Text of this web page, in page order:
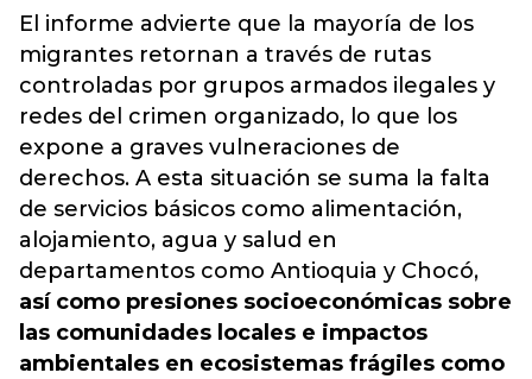
El informe advierte que la mayoría de los
migrantes retornan a través de rutas
controladas por grupos armados ilegales y
redes del crimen organizado, lo que los
expone a graves vulneraciones de
derechos. A esta situación se suma la falta
de servicios básicos como alimentación,
alojamiento, agua y salud en
departamentos como Antioquia y Chocó,
así como presiones socioeconómicas sobre
las comunidades locales e impactos
ambientales en ecosistemas frágiles como